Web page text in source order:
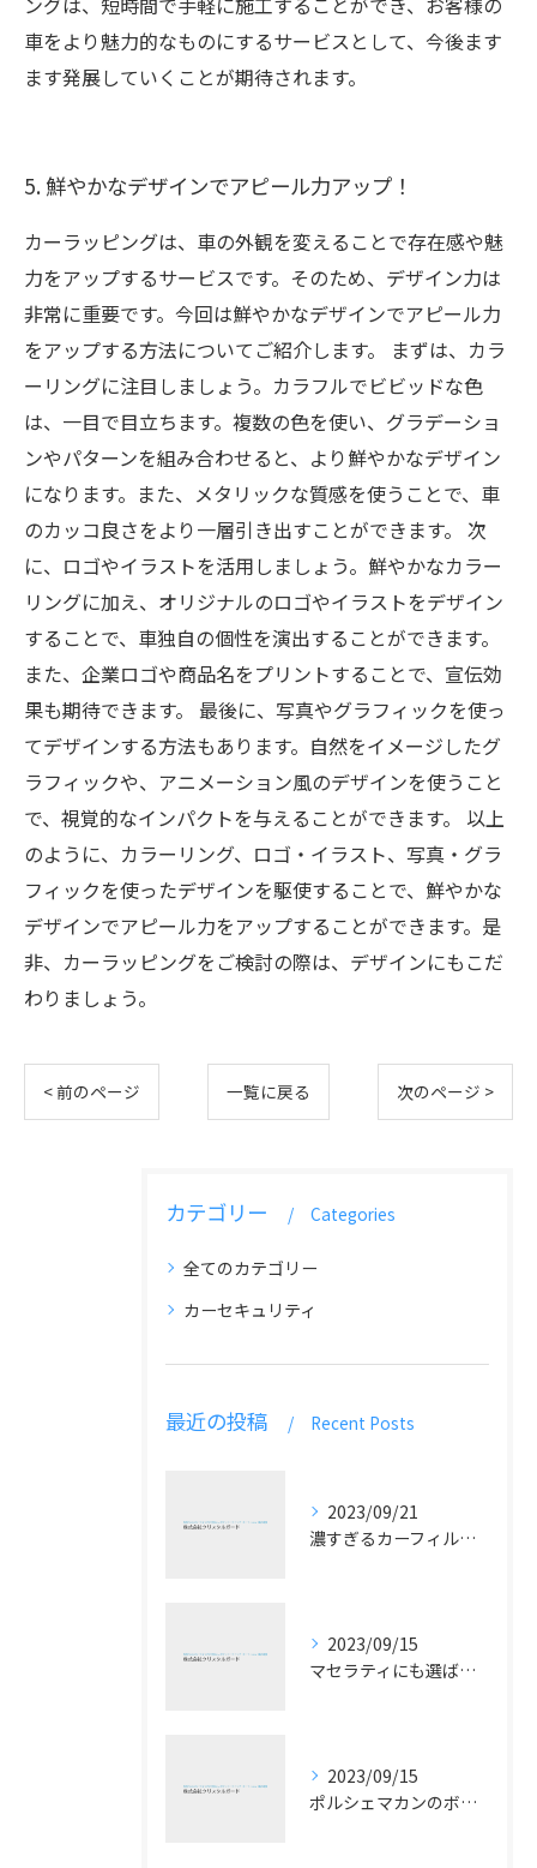
車をより魅力的なものにするサービスとして、今後ます
ます発展していくことが期待されます。
5. 鮮やかなデザインでアピール力アップ！
カーラッピングは、車の外観を変えることで存在感や魅
力をアップするサービスです。そのため、デザイン力は
非常に重要です。今回は鮮やかなデザインでアピール力
をアップする方法についてご紹介します。 まずは、カラ
ーリングに注目しましょう。カラフルでビビッドな色
は、一目で目立ちます。複数の色を使い、グラデーショ
ンやパターンを組み合わせると、より鮮やかなデザイン
になります。また、メタリックな質感を使うことで、車
のカッコ良さをより一層引き出すことができます。 次
に、ロゴやイラストを活用しましょう。鮮やかなカラー
リングに加え、オリジナルのロゴやイラストをデザイン
することで、車独自の個性を演出することができます。
また、企業ロゴや商品名をプリントすることで、宣伝効
果も期待できます。 最後に、写真やグラフィックを使っ
てデザインする方法もあります。自然をイメージしたグ
ラフィックや、アニメーション風のデザインを使うこと
で、視覚的なインパクトを与えることができます。 以上
のように、カラーリング、ロゴ・イラスト、写真・グラ
フィックを使ったデザインを駆使することで、鮮やかな
デザインでアピール力をアップすることができます。是
非、カーラッピングをご検討の際は、デザインにもこだ
わりましょう。
< 前のページ 一覧に戻る 次のページ >
カテゴリー Categories
全てのカテゴリー
カーセキュリティ
最近の投稿 Recent Posts
2023/09/21
濃すぎるカーフィルムはNG！見えないフィルム選定の注意点
2023/09/15
マセラティにも選ばれるプロテクションフィルムの魅力とは？
2023/09/15
ポルシェマカンのボディコーティングで輝く最高の仕上がりを手に入れよう！